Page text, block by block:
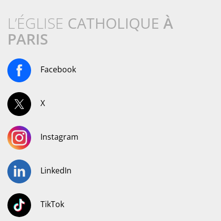
L’ÉGLISE CATHOLIQUE À
PARIS
Facebook
X
Instagram
LinkedIn
TikTok